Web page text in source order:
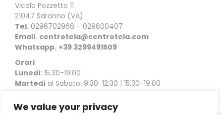
We value your privacy
Vicolo Pozzetto 11
21047 Saronno (VA)
Tel. 0296702966 – 029600407
Email. centrotela@centrotela.com
Whatsapp. +39 3299491509
Orari
Lunedì: 15.30-19:00
Martedì al Sabato: 9:30-12:30 | 15.30-19:00